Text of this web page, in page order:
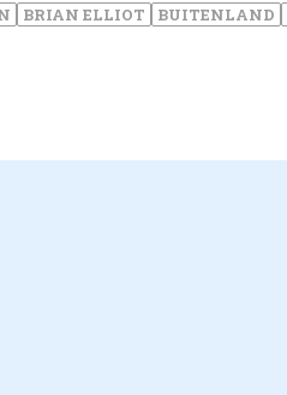
BRIAN ELLIOT BUITENLAND